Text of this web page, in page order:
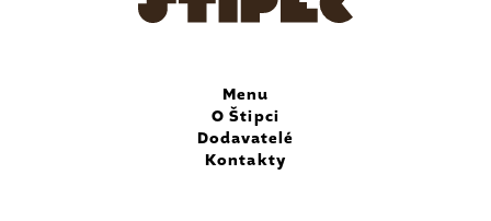
Menu
O Štipci
Dodavatelé
Kontakty